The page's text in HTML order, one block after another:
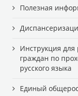
Полезная
Инструкция
граждан по
русского языка
Единый